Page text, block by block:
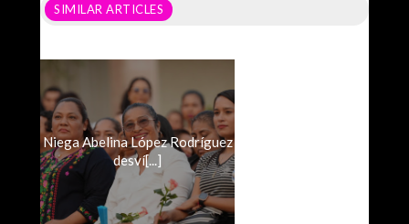
SIMILAR ARTICLES
Niega Abelina López Rodríguez
desví[...]